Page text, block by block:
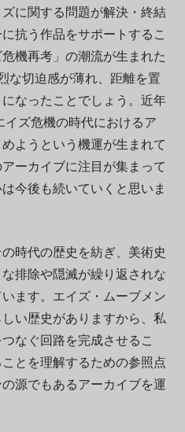
に関する問題が解決・終結
抗う作品をサポートするこ
機再考」の潮流が生まれた
な切迫感が薄れ、距離を置
なったことでしょう。近年
ズ危機の時代におけるア
ようという機運が生まれて
ーカイブに注目が集まって
今後も続いていくと思いま
時代の歴史を紡ぎ、美術史
排除や隠滅が繰り返されな
ます。エイズ・ムーブメン
い歴史がありますから、私
なぐ回路を完成させるこ
とを理解するための参照点
源でもあるアーカイブを運